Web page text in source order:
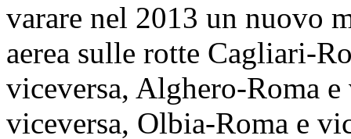
varare nel 2013 un nuovo
aerea sulle rotte Cagliari-
viceversa, Alghero-Roma
viceversa, Olbia-Roma e